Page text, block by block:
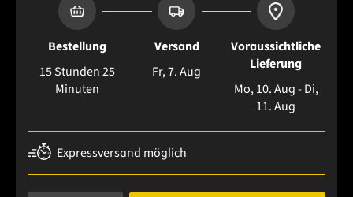
Bestellung
15 Stunden 25
Minuten
Versand
Fr, 7. Aug
Voraussichtliche
Lieferung
Mo, 10. Aug - Di,
11. Aug
Expressversand möglich